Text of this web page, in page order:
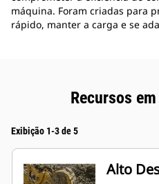
máquina. Foram criadas para
rápido, manter a carga e se
Recursos
Exibição 1-3 de 5
Alto